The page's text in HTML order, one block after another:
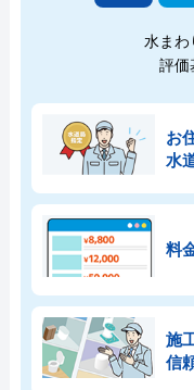
水まわ
評価
お
水
料
施
信